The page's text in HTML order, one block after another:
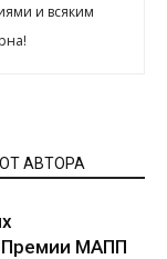
и всяким
АВТОРА
Премии МАПП